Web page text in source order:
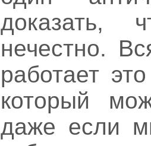
доказать,
нечестно.
работает
который
даже если